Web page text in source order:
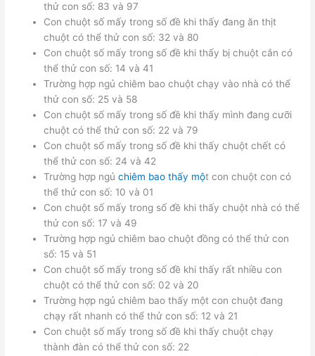
thử con số: 83 và 97
Con chuột số mấy trong số đề khi thấy đang ăn thịt
chuột có thể thử con số: 32 và 80
Con chuột số mấy trong số đề khi thấy bị chuột cắn có
thể thử con số: 14 và 41
Trường hợp ngủ chiêm bao chuột chạy vào nhà có thể
thử con số: 25 và 58
Con chuột số mấy trong số đề khi thấy mình đang cưỡi
chuột có thể thử con số: 22 và 79
Con chuột số mấy trong số đề khi thấy chuột chết có
thể thử con số: 24 và 42
Trường hợp ngủchiêm bao thấy một con chuột con có
thể thử con số: 10 và 01
Con chuột số mấy trong số đề khi thấy chuột nhà có thể
thử con số: 17 và 49
Trường hợp ngủ chiêm bao chuột đồng có thể thử con
số: 15 và 51
Con chuột số mấy trong số đề khi thấy rất nhiều con
chuột có thể thử con số: 02 và 20
Trường hợp ngủ chiêm bao thấy một con chuột đang
chạy rất nhanh có thể thử con số: 12 và 21
Con chuột số mấy trong số đề khi thấy chuột chạy
thành đàn có thể thử con số: 22